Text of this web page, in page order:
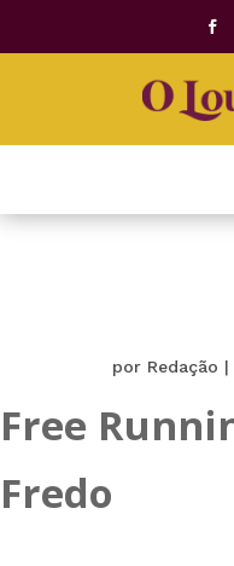
por Redação |
Free
Fredo